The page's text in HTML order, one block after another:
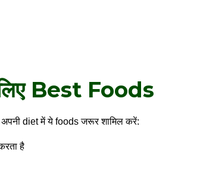
Best Foods
diet में ये foods जरूर शामिल करें:
है